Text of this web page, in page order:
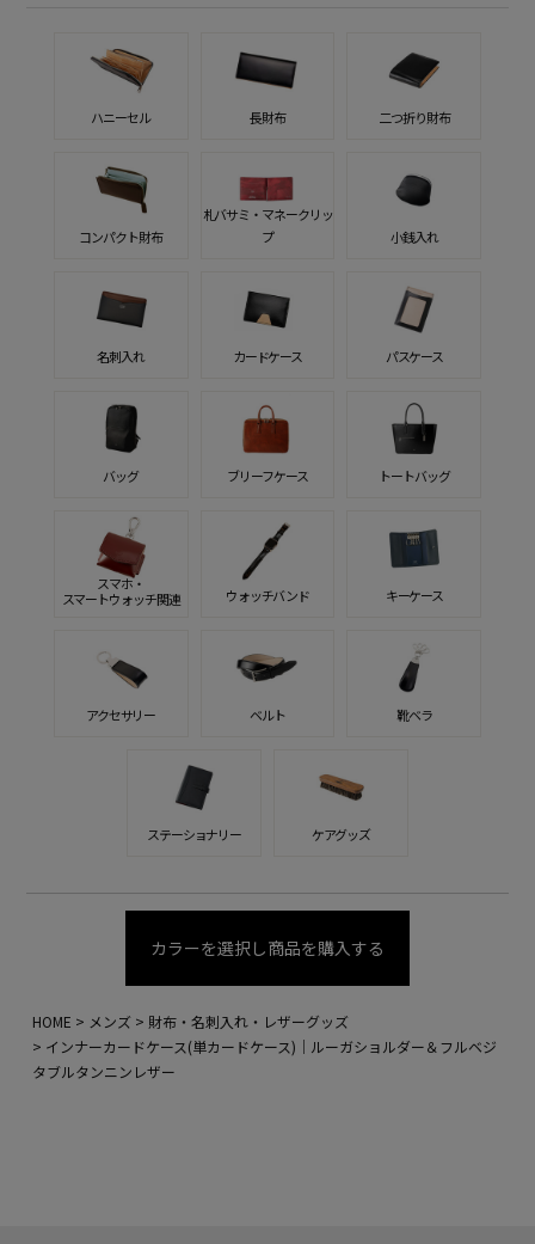
ハニーセル 長財布 二つ折り財布
コンパクト財布
札バサミ・マネークリッ
プ
小銭入れ
名刺入れ カードケース パスケース
バッグ ブリーフケース トートバッグ
スマホ・
スマートウォッチ関連
ウォッチバンド キーケース
アクセサリー ベルト 靴ベラ
ステーショナリー ケアグッズ
カラーを選択し商品を購入する
HOME メンズ
財布・名刺入れ・レザーグッズ
インナーカードケース(単カードケース)｜ルーガショルダー＆フルベジ
タブルタンニンレザー